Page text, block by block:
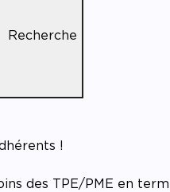
Recherche
!
des TPE/PME en